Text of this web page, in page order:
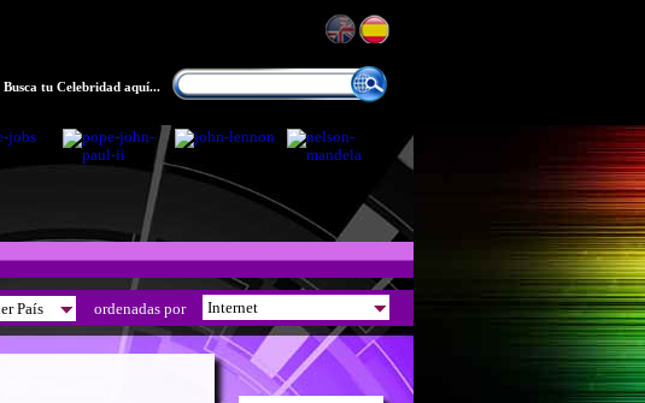
Busca tu Celebridad aquí...
ordenadas por